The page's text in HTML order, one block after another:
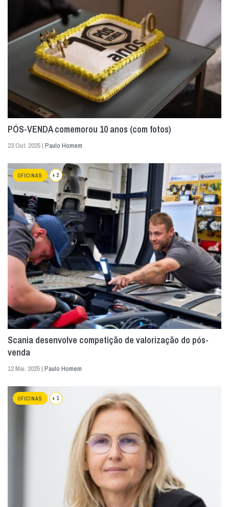
PÓS-VENDA comemorou 10 anos (com fotos)
23 Out. 2025 | Paulo Homem
OFICINAS + 2
Scania desenvolve competição de valorização do pós-
venda
12 Mai. 2025 | Paulo Homem
OFICINAS + 1